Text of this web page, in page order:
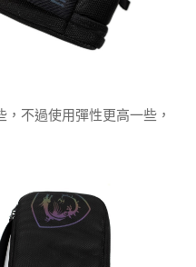
不過使用彈性更高一些，